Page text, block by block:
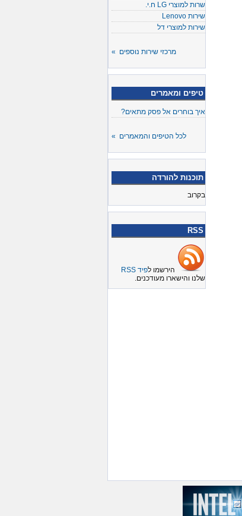
שרות למוצרי LG ח.י.
שירות Lenovo
שירות למוצרי דל
מרכזי שירות נוספים »
טיפים ומאמרים
איך בוחרים אל פסק מתאים?
לכל הטיפים והמאמרים »
תוכנות להורדה
בקרוב
RSS
הירשמו לפיד RSS
שלנו והישארו מעודכנים.